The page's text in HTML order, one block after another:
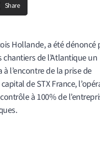
Share
Hollande, a été dénoncé
de l’Atlantique un
l’encontre de la prise de
de STX France,
à 100% de